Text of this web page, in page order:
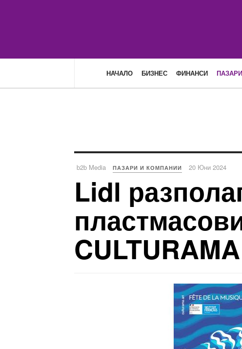
НАЧАЛО БИЗНЕС ФИНАНСИ
b2b Media ПАЗАРИ И КОМПАНИИ 20 Юни 2024
Lidl
CULTURAMA